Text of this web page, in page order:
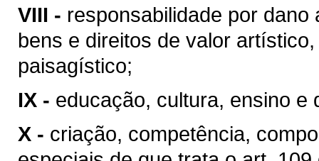
VIII - responsabilidade por
bens e direitos de valor
paisagístico;
IX - educação, cultura, ensino e
X - criação, competência,